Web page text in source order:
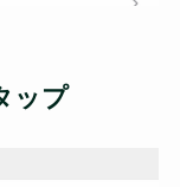
ップ